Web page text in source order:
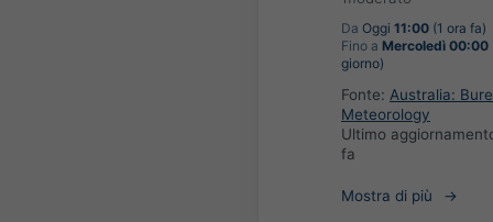
Da Oggi 11:00 (1 ora fa)
Fino a Mercoledì 00:00
giorno)
Fonte: Australia:
Meteorology
Ultimo
fa
Mostra di più